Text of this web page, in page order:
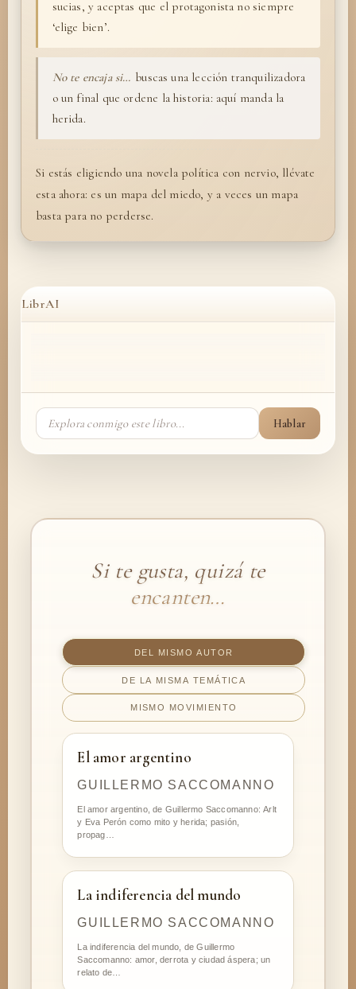
sucias, y aceptas que el protagonista no siempre
‘elige bien’.
No te encaja si… buscas una lección tranquilizadora
o un final que ordene la historia: aquí manda la
herida.
Si estás eligiendo una novela política con nervio, llévate
esta ahora: es un mapa del miedo, y a veces un mapa
basta para no perderse.
LibrAI
Hablar
Si te gusta, quizá te
encanten…
DEL MISMO AUTOR
DE LA MISMA TEMÁTICA
MISMO MOVIMIENTO
El amor argentino
GUILLERMO SACCOMANNO
El amor argentino, de Guillermo Saccomanno: Arlt
y Eva Perón como mito y herida; pasión,
propag…
La indiferencia del mundo
GUILLERMO SACCOMANNO
La indiferencia del mundo, de Guillermo
Saccomanno: amor, derrota y ciudad áspera; un
relato de…